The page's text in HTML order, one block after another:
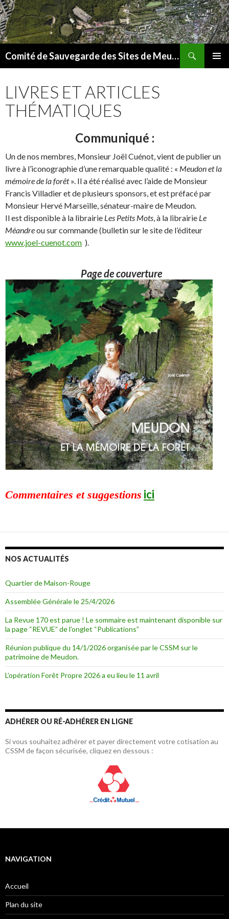
Comité de Sauvegarde des Sites de Meudon
CONTENU
LIVRES ET ARTICLES
THÉMATIQUES
Communiqué :
Un de nos membres, Monsieur Joël Cuénot, vient de publier un
livre à l’iconographie d’une remarquable qualité : « Meudon et la
mémoire de la forêt». Il a été réalisé avec l’aide de Monsieur
Francis Villadier et de plusieurs sponsors, et est préfacé par
Monsieur Hervé Marseille, sénateur-maire de Meudon.
Il est disponible à la librairie Les Petits Mots, à la librairie Le
Méandreou sur commande (bulletin sur le site de l’éditeur
www.joel-cuenot.com ).
Page de couverture
Commentaires et suggestions ici
NOS ACTUALITÉS
Quartier de Maison-Rouge
Assemblée Générale le 25/4/2026
La Revue 170 est parue ! Le sommaire est maintenant disponible sur
la page “REVUE” de l’onglet “Publications”
Réunion publique du 14/1/2026 organisée par le CSSM sur le
patrimoine de Meudon.
L’opération Forêt Propre 2026 a eu lieu le 11 avril
ADHÉRER OU RÉ-ADHÉRER EN LIGNE
Si vous souhaitez adhérer et payer directement votre cotisation au
CSSM de façon sécurisée, cliquez en dessous :
NAVIGATION
Accueil
Plan du site